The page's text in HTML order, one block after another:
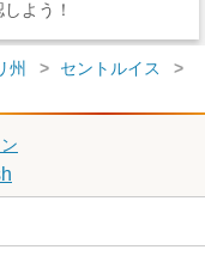
よう！
州
セントルイス